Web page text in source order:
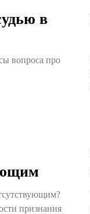
в
вопроса про
признания